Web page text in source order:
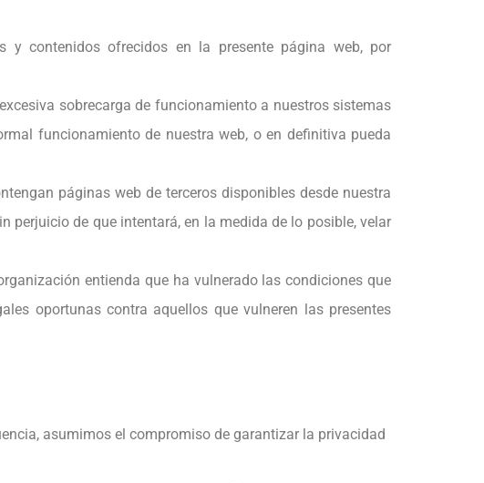
y contenidos ofrecidos en la presente página web, por
sobrecarga de funcionamiento a nuestros sistemas
funcionamiento de nuestra web, o en definitiva pueda
páginas web de terceros disponibles desde nuestra
perjuicio de que intentará, en la medida de lo posible, velar
entienda que ha vulnerado las condiciones que
oportunas contra aquellos que vulneren las presentes
asumimos el compromiso de garantizar la privacidad